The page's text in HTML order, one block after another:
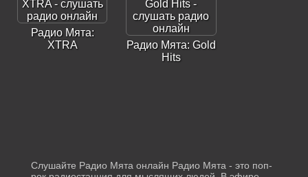
Радио Мята:
XTRA
Радио Мята: Gold
Hits
Слушайте Радио Мята онлайн Радио Мята - это поп-